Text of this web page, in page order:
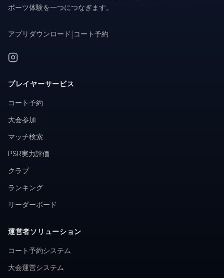
ポーツ体験を一つにつなぎます。
アプリダウンロード コート予約
プレイヤーサービス
コート予約
大会参加
マッチ検索
PSR実力評価
クラブ
ランキング
リーダーボード
運営者ソリューション
コート予約システム
大会運営システム